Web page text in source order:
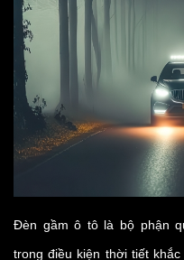
Đèn gầm ô tô là bộ phận
trong điều kiện thời tiết